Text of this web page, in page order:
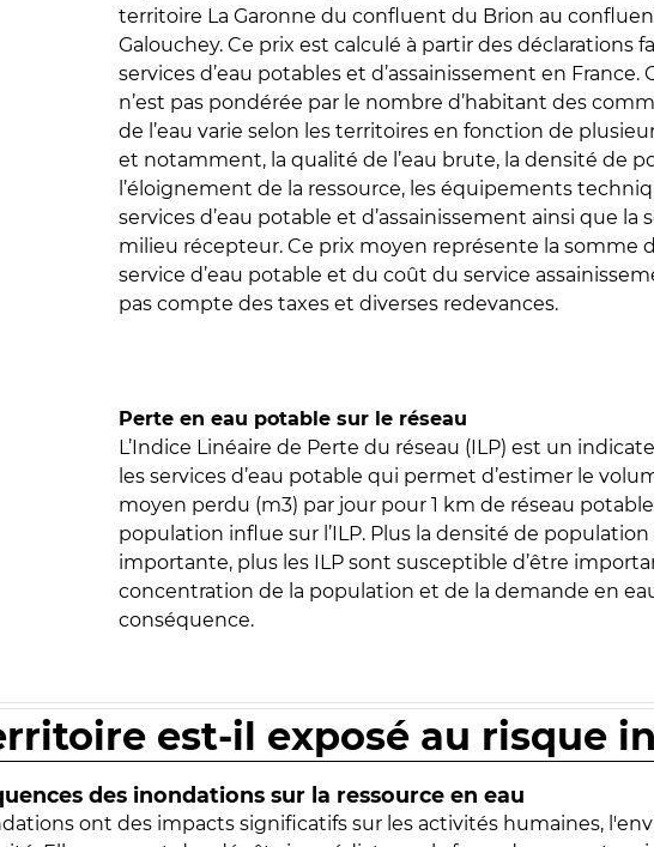
territoire La Garonne du confluent du Brion au
Galouchey. Ce prix est calculé à partir des déclarations
services d’eau potables et d’assainissement en
n’est pas pondérée par le nombre d’habitant des
de l’eau varie selon les territoires en fonction de
et notamment, la qualité de l’eau brute, la densité de
l’éloignement de la ressource, les équipements
services d’eau potable et d’assainissement ainsi que la
milieu récepteur. Ce prix moyen représente la somme
service d’eau potable et du coût du service
pas compte des taxes et diverses redevances.
Perte en eau potable sur le réseau
L’Indice Linéaire de Perte du réseau (ILP) est un
les services d’eau potable qui permet d’estimer le
moyen perdu (m3) par jour pour 1 km de réseau
population influe sur l’ILP. Plus la densité de population
importante, plus les ILP sont susceptible d’être
concentration de la population et de la demande en
conséquence.
est-il exposé au risque
des inondations sur la ressource en eau
ont des impacts significatifs sur les activités humaines,